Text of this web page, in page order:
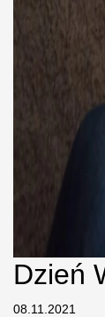
Dzień
08.11.2021